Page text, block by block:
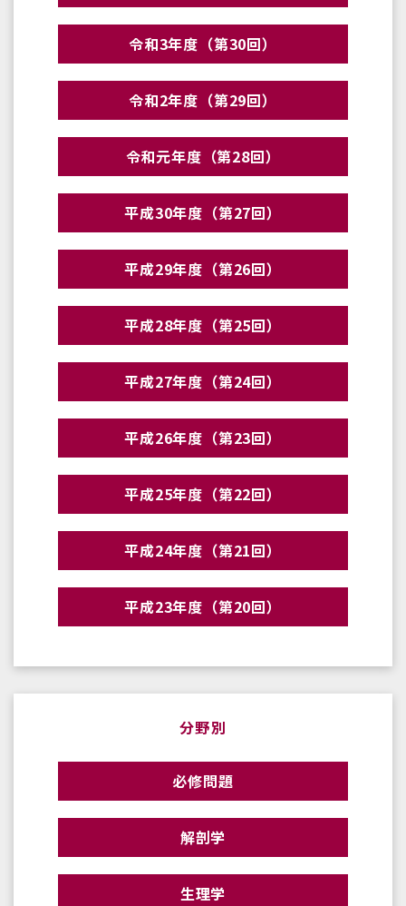
令和3年度（第30回）
令和2年度（第29回）
令和元年度（第28回）
平成30年度（第27回）
平成29年度（第26回）
平成28年度（第25回）
平成27年度（第24回）
平成26年度（第23回）
平成25年度（第22回）
平成24年度（第21回）
平成23年度（第20回）
分野別
必修問題
解剖学
生理学